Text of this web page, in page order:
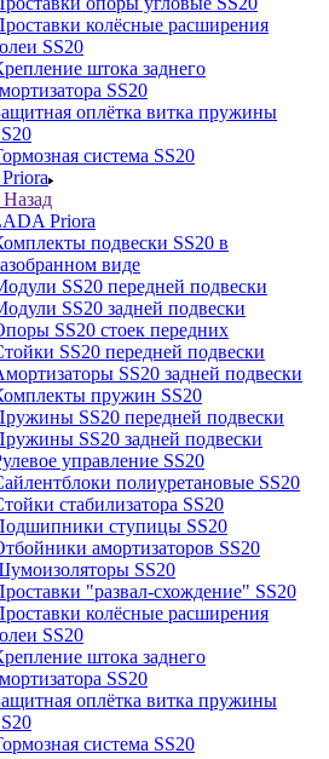
колёсные расширения
SS20
штока заднего
SS20
оплётка витка пружины
система SS20
Назад
Priora
подвески SS20 в
виде
SS20 передней подвески
SS20 задней подвески
SS20 стоек передних
SS20 передней подвески
SS20 задней подвески
пружин SS20
SS20 передней подвески
SS20 задней подвески
управление SS20
полиуретановые SS20
стабилизатора SS20
ступицы SS20
амортизаторов SS20
SS20
"развал-схождение" SS20
колёсные расширения
SS20
штока заднего
SS20
оплётка витка пружины
система SS20